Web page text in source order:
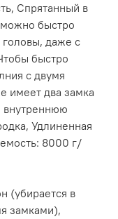
Спрятанный в
быстро
головы, даже с
быстро
с двумя
имеет два замка
внутреннюю
Удлиненная
8000 г/
(убирается в
замками),